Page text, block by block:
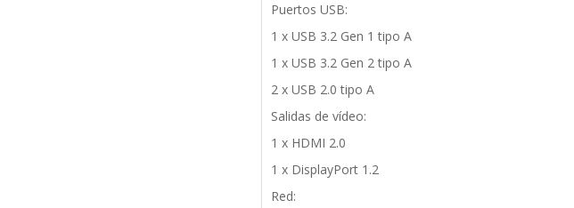
Puertos USB:
1 x USB 3.2 Gen 1 tipo A
1 x USB 3.2 Gen 2 tipo A
2 x USB 2.0 tipo A
Salidas de vídeo:
1 x HDMI 2.0
1 x DisplayPort 1.2
Red: